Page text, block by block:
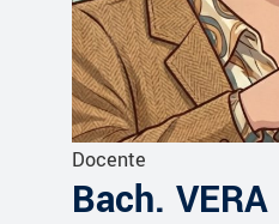
Docente
Bach.